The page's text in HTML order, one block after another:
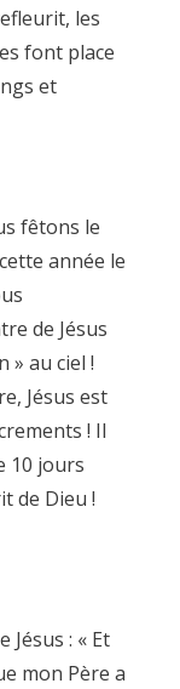
les
font place
et
fêtons le
année le
de Jésus
» au ciel !
Jésus est
! Il
10 jours
de Dieu !
Jésus : « Et
mon Père a